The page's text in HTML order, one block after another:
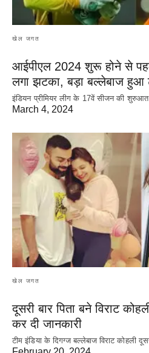
खेल जगत
आईपीएल 2024 शुरू होने से
लगा झटका, बड़ा बल्लेबाज हुआ
इंडियन प्रीमियर लीग के 17वें सीजन की शुरुआत
March 4, 2024
खेल जगत
दूसरी बार‌ पिता बने विराट
कर दी‌ जानकारी
टीम इंडिया के दिगग्ज बल्लेबाज विराट कोहली